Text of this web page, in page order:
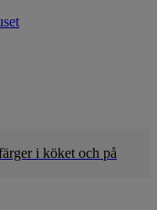
i köket och på